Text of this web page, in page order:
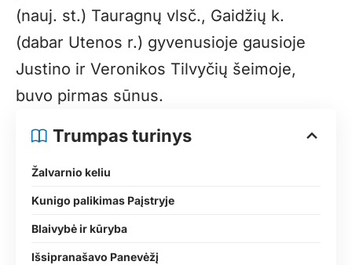
(nauj. st.) Tauragnų vlsč., Gaidžių k.
(dabar Utenos r.) gyvenusioje gausioje
Justino ir Veronikos Tilvyčių šeimoje,
buvo pirmas sūnus.
Trumpas turinys
Žalvarnio keliu
Kunigo palikimas Paįstryje
Blaivybė ir kūryba
Išsipranašavo Panevėžį